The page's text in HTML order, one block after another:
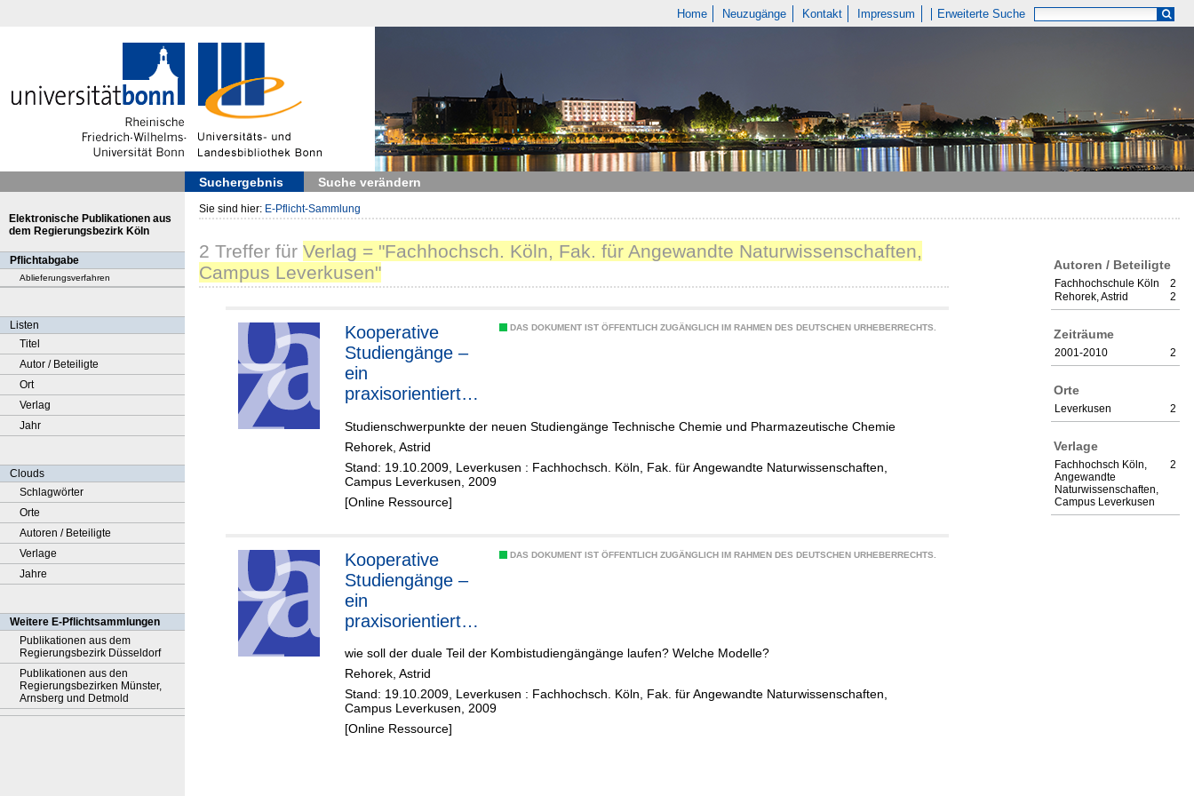
Home Neuzugänge Kontakt Impressum Erweiterte Suche
Suchergebnis Suche verändern
Elektronische Publikationen aus
dem Regierungsbezirk Köln
Pflichtabgabe
Ablieferungsverfahren
Listen
Titel
Autor / Beteiligte
Ort
Verlag
Jahr
Clouds
Schlagwörter
Orte
Autoren / Beteiligte
Verlage
Jahre
Weitere E-Pflichtsammlungen
Publikationen aus dem
Regierungsbezirk Düsseldorf
Publikationen aus den
Regierungsbezirken Münster,
Arnsberg und Detmold
Sie sind hier: E-Pflicht-Sammlung
Autoren / Beteiligte
2
Fachhochschule Köln
2
Rehorek, Astrid
Zeiträume
2
2001-2010
Orte
2
Leverkusen
Verlage
2
Fachhochsch Köln,
Angewandte
Naturwissenschaften,
Campus Leverkusen
2 Treffer für Verlag = "Fachhochsch. Köln, Fak. für Angewandte Naturwissenschaften,
Campus Leverkusen"
DAS DOKUMENT IST ÖFFENTLICH ZUGÄNGLICH IM RAHMEN DES DEUTSCHEN URHEBERRECHTS.
Kooperative
Studiengänge –
ein
praxisorientiertes
Campus
Leverkusen
Studienschwerpunkte der neuen Studiengänge Technische Chemie und Pharmazeutische Chemie
Rehorek, Astrid
Stand: 19.10.2009, Leverkusen : Fachhochsch. Köln, Fak. für Angewandte Naturwissenschaften,
Campus Leverkusen, 2009
[Online Ressource]
DAS DOKUMENT IST ÖFFENTLICH ZUGÄNGLICH IM RAHMEN DES DEUTSCHEN URHEBERRECHTS.
Kooperative
Studiengänge –
ein
praxisorientiertes
Campus
Leverkusen
wie soll der duale Teil der Kombistudiengängänge laufen? Welche Modelle?
Rehorek, Astrid
Stand: 19.10.2009, Leverkusen : Fachhochsch. Köln, Fak. für Angewandte Naturwissenschaften,
Campus Leverkusen, 2009
[Online Ressource]